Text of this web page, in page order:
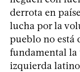
derrota en
lucha por la
pueblo no está
fundamental la
izquierda